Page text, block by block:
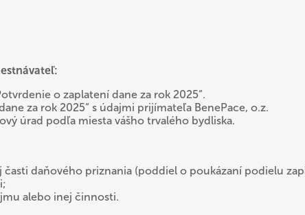
o zaplatení dane za rok 2025“.
za rok 2025“ s údajmi prijímateľa BenePace, o.z.
úrad podľa miesta vášho trvalého bydliska.
daňového priznania (poddiel o poukázaní podielu
alebo inej činnosti.